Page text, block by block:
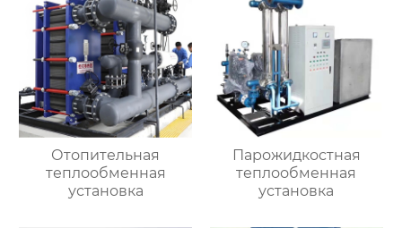
Отопительная
теплообменная
установка
Парожидкостная
теплообменная
установка